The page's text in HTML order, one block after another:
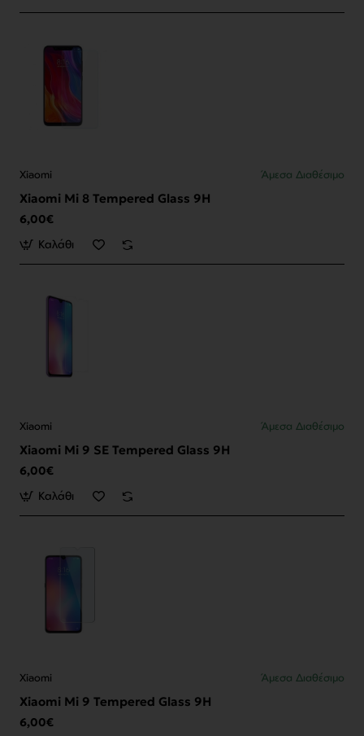
Xiaomi Άμεσα Διαθέσιμο
Xiaomi Mi 8 Tempered Glass 9H
6,00€
Καλάθι
Xiaomi Άμεσα Διαθέσιμο
Xiaomi Mi 9 SE Tempered Glass 9H
6,00€
Καλάθι
Xiaomi Άμεσα Διαθέσιμο
Xiaomi Mi 9 Tempered Glass 9H
6,00€